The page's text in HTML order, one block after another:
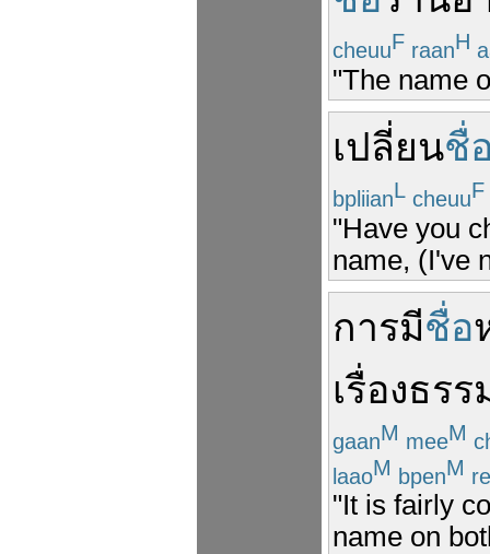
cheuuF raanH
"The name
เปลี่ยนชื่
bpliianL cheuuF
"Have you
name, (I've
การมีชื่อ
เรื่องธร
gaanM meeM
laaoM bpenM
"It is fairly
name on